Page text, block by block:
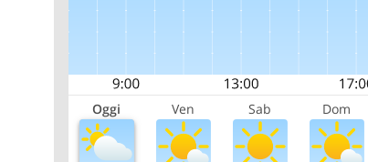
Oggi Ven Sab Dom